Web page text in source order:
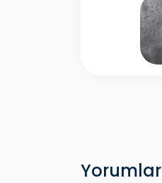
Yorumlar